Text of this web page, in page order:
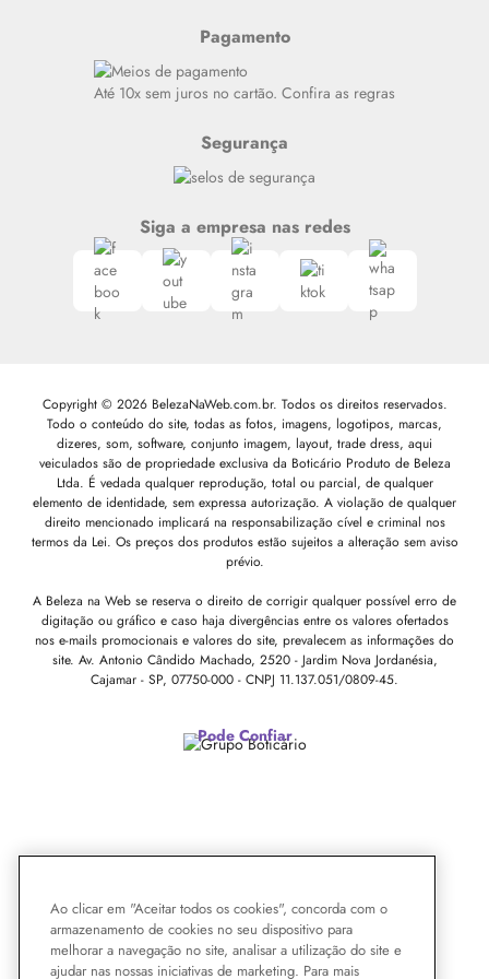
Siga nosso canal no Whatsapp
Pagamento
Até 10x sem juros no cartão. Confira as regras
Segurança
Siga a empresa nas redes
Copyright © 2026 BelezaNaWeb.com.br. Todos os direitos reservados.
Todo o conteúdo do site, todas as fotos, imagens, logotipos, marcas,
dizeres, som, software, conjunto imagem, layout, trade dress, aqui
veiculados são de propriedade exclusiva da Boticário Produto de Beleza
Ltda. É vedada qualquer reprodução, total ou parcial, de qualquer
elemento de identidade, sem expressa autorização. A violação de qualquer
direito mencionado implicará na responsabilização cível e criminal nos
termos da Lei. Os preços dos produtos estão sujeitos a alteração sem aviso
prévio.
A Beleza na Web se reserva o direito de corrigir qualquer possível erro de
digitação ou gráfico e caso haja divergências entre os valores ofertados
nos e-mails promocionais e valores do site, prevalecem as informações do
site. Av. Antonio Cândido Machado, 2520 - Jardim Nova Jordanésia,
Cajamar - SP, 07750-000 - CNPJ 11.137.051/0809-45.
Pode Confiar
Ao clicar em "Aceitar todos os cookies", concorda com o
armazenamento de cookies no seu dispositivo para
melhorar a navegação no site, analisar a utilização do site e
ajudar nas nossas iniciativas de marketing. Para mais